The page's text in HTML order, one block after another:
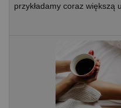
przykładamy coraz większą